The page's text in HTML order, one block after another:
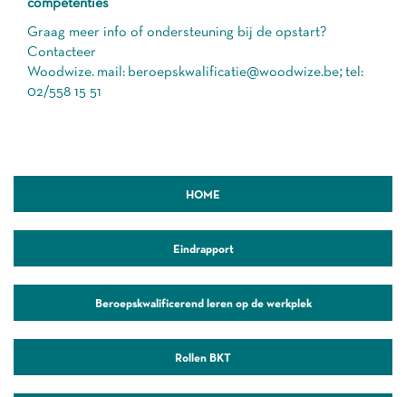
Graag meer info of ondersteuning bij de opstart?
Contacteer
Woodwize. mail: beroepskwalificatie@woodwize.be;tel:
02/558 15 51
HOME
Eindrapport
Beroepskwalificerend leren op de werkplek
Rollen BKT